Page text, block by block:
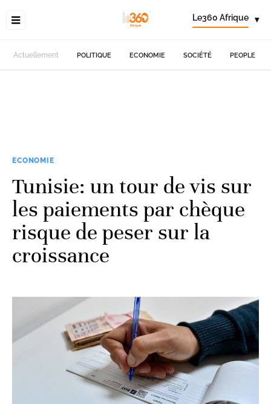
Le360 Afrique ▾
Actuellement POLITIQUE ECONOMIE SOCIÉTÉ PEOPLE
ECONOMIE
Tunisie: un tour de vis sur
les paiements par chèque
risque de peser sur la
croissance